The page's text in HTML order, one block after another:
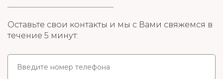
Оставьте свои контакты и мы с Вами свяжемся в
течение 5 минут: